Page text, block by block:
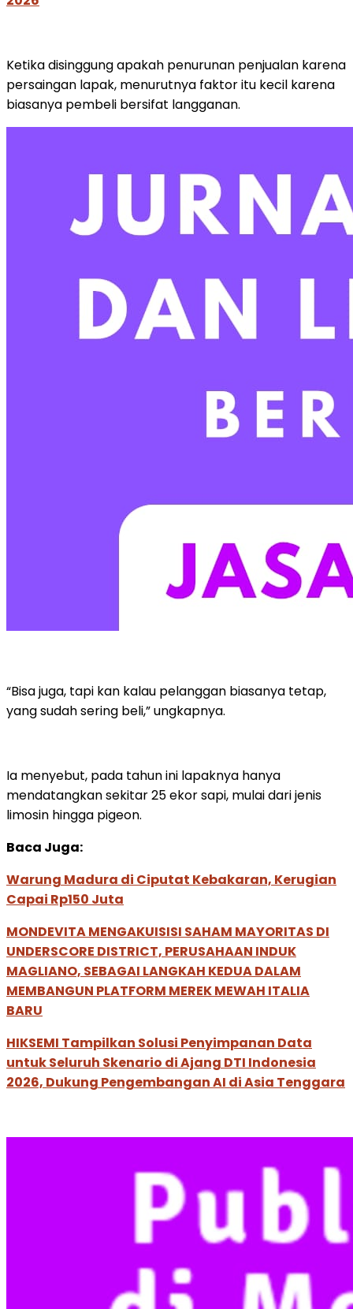
Ketika disinggung apakah penurunan penjualan karena
persaingan lapak, menurutnya faktor itu kecil karena
biasanya pembeli bersifat langganan.
“Bisa juga, tapi kan kalau pelanggan biasanya tetap,
yang sudah sering beli,” ungkapnya.
Ia menyebut, pada tahun ini lapaknya hanya
mendatangkan sekitar 25 ekor sapi, mulai dari jenis
limosin hingga pigeon.
Baca Juga:
Warung Madura di Ciputat Kebakaran, Kerugian
Capai Rp150 Juta
MONDEVITA MENGAKUISISI SAHAM MAYORITAS DI
UNDERSCORE DISTRICT, PERUSAHAAN INDUK
MAGLIANO, SEBAGAI LANGKAH KEDUA DALAM
MEMBANGUN PLATFORM MEREK MEWAH ITALIA
BARU
HIKSEMI Tampilkan Solusi Penyimpanan Data
untuk Seluruh Skenario di Ajang DTI Indonesia
2026, Dukung Pengembangan AI di Asia Tenggara